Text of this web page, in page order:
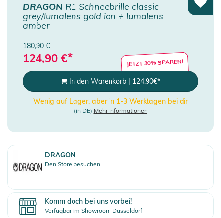
DRAGON R1 Schneebrille classic
grey/lumalens gold ion + lumalens
amber
180,90 €
124,90 €* JETZT 30% SPAREN!
In den Warenkorb | 124,90€*
Wenig auf Lager, aber in 1-3 Werktagen bei dir
(in DE) Mehr Informationen
DRAGON
Den Store besuchen
Komm doch bei uns vorbei!
Verfügbar im Showroom Düsseldorf